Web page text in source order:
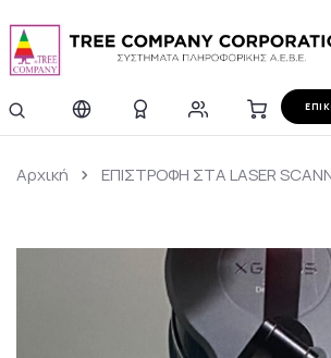
Αρχική ΕΠΙΣΤΡΟΦΗ ΣΤΑ LASER